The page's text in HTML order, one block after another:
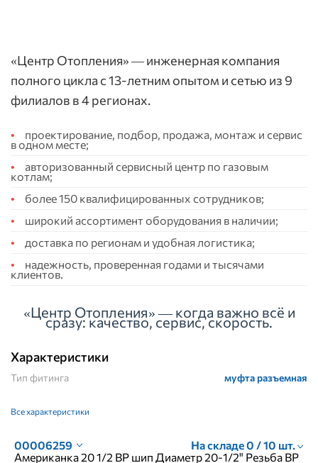
«Центр Отопления» — инженерная компания
полного цикла с 13-летним опытом и сетью из 9
филиалов в 4 регионах.
проектирование, подбор, продажа, монтаж и сервис
в одном месте;
авторизованный сервисный центр по газовым
котлам;
более 150 квалифицированных сотрудников;
широкий ассортимент оборудования в наличии;
доставка по регионам и удобная логистика;
надежность, проверенная годами и тысячами
клиентов.
«Центр Отопления» — когда важно всё и
сразу: качество, сервис, скорость.
Характеристики
Тип фитинга муфта разъемная
Все характеристики
00006259
На складе 0 / 10 шт.
Американка 20 1/2 ВР шип Диаметр 20-1/2" Резьба ВР